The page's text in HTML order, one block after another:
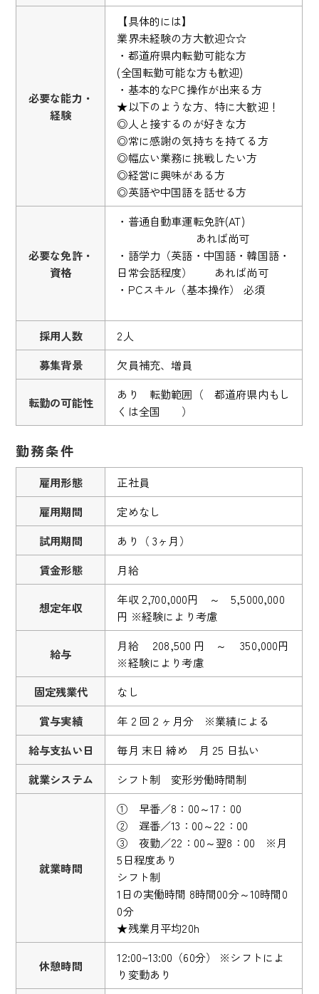
必要な能力・
経験
【具体的には】
業界未経験の方大歓迎☆☆
・都道府県内転勤可能な方
(全国転勤可能な方も歓迎)
・基本的なPC操作が出来る方
★以下のような方、特に大歓迎！
◎人と接するのが好きな方
◎常に感謝の気持ちを持てる方
◎幅広い業務に挑戦したい方
◎経営に興味がある方
◎英語や中国語を話せる方
必要な免許・
資格
・普通自動車運転免許(AT)
あれば尚可
・語学力（英語・中国語・韓国語・
日常会話程度） あれば尚可
・PCスキル（基本操作） 必須
採用人数
2人
募集背景
欠員補充、増員
転勤の可能性
あり 転勤範囲（ 都道府県内もし
くは全国 ）
勤務条件
雇用形態
正社員
雇用期間
定めなし
試用期間
あり（ 3ヶ月）
賃金形態
月給
想定年収
年収 2,700,000円 ～ 5,5000,000
円 ※経験により考慮
給与
月給 208,500 円 ～ 350,000円
※経験により考慮
固定残業代
なし
賞与実績
年 2 回２ヶ月分 ※業績による
給与支払い日
毎月 末日 締め 月 25 日払い
就業システム
シフト制 変形労働時間制
就業時間
① 早番／8：00～17：00
② 遅番／13：00～22：00
③ 夜勤／22：00～翌8：00 ※月
5日程度あり
シフト制
1日の実働時間 8時間00分～10時間0
0分
★残業月平均20h
休憩時間
12:00~13:00（60分） ※シフトによ
り変動あり